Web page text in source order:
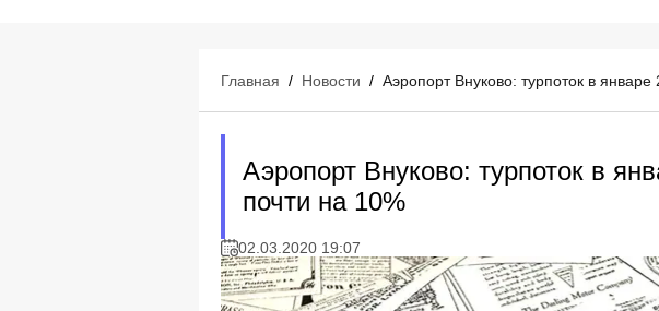
Главная / Новости / Аэропорт Внуково: турпоток в
Аэропорт Внуково: турпоток в
почти на 10%
02.03.2020 19:07